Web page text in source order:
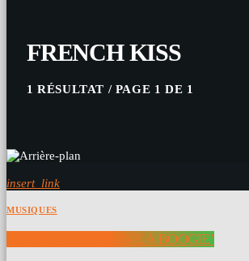
FRENCH KISS
1 RÉSULTAT / PAGE 1 DE 1
insert_link
MUSIQUES
MAGOO ‎’LET’S HAVE A BOOGIE’